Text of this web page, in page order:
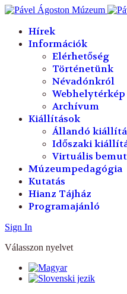
Hírek
Információk
Elérhetőség
Történetünk
Névadónkról
Webhelytérkép
Archívum
Kiállítások
Állandó
Időszaki
Virtuális
Múzeumpedagógia
Kutatás
Hianz Tájház
Programajánló
Sign In
Válasszon nyelvet
év
hónap
év
hónap